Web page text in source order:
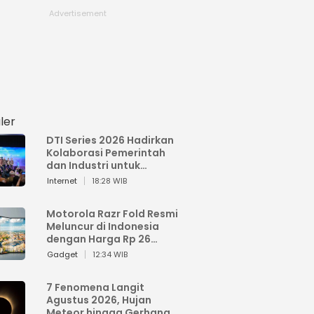
DTI Series 2026 Hadirkan
Kolaborasi Pemerintah
dan Industri untuk
Percepatan
Internet 18:28 WIB
Motorola Razr Fold Resmi
Meluncur di Indonesia
dengan Harga Rp 26
Jutaan
Gadget 12:34 WIB
7 Fenomena Langit
Agustus 2026, Hujan